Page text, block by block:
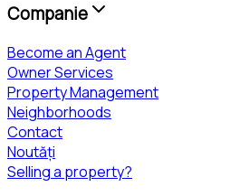
Companie
Become an Agent
Owner Services
Property Management
Neighborhoods
Contact
Noutăți
Selling a property?